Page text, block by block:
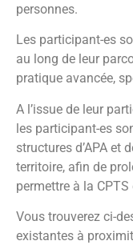
personnes.
Les participant-es
au long de leur
pratique avancée,
A l’issue de leur
les participant-es
structures d’APA et
territoire, afin de
permettre à la
Vous trouverez ci-
existantes à